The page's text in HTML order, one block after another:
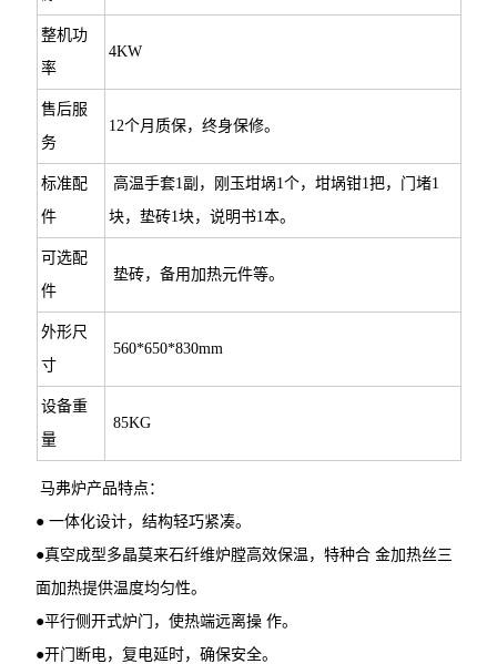
整机功
率
4KW
售后服
务
12个月质保，终身保修。
标准配
件
高温手套1副，刚玉坩埚1个，坩埚钳1把，门堵1
块，垫砖1块，说明书1本。
可选配
件
垫砖，备用加热元件等。
外形尺
寸
560*650*830mm
设备重
量
85KG
马弗炉产品特点：
● 一体化设计，结构轻巧紧凑。
●真空成型多晶莫来石纤维炉膛高效保温，特种合 金加热丝三
面加热提供温度均匀性。
●平行侧开式炉门，使热端远离操 作。
●开门断电，复电延时，确保安全。